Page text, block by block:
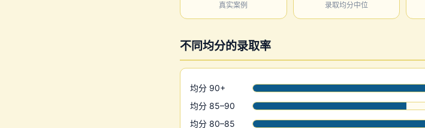
真实案例 录取均分中位
不同均分的录取率
均分 90+
均分 85–90
均分 80–85